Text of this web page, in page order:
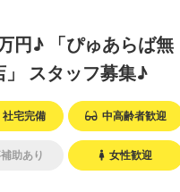
らば無
」 スタッフ募集♪
社宅完備 中高齢者歓迎
助あり 女性歓迎